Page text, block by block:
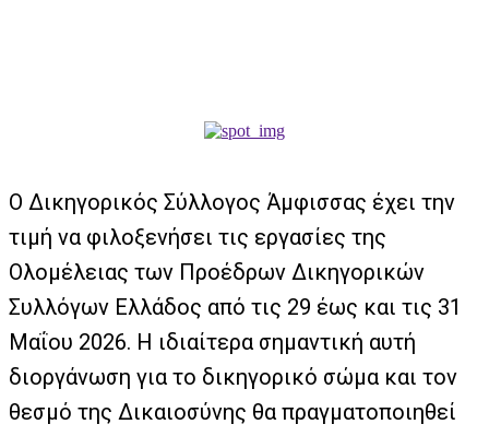
Ο Δικηγορικός Σύλλογος Άμφισσας έχει την
τιμή να φιλοξενήσει τις εργασίες της
Ολομέλειας των Προέδρων Δικηγορικών
Συλλόγων Ελλάδος από τις 29 έως και τις 31
Μαΐου 2026. Η ιδιαίτερα σημαντική αυτή
διοργάνωση για το δικηγορικό σώμα και τον
θεσμό της Δικαιοσύνης θα πραγματοποιηθεί